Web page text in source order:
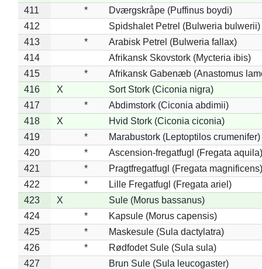
411
*
Dværgskråpe (Puffinus boydi)
412
Spidshalet Petrel (Bulweria bulwerii)
413
*
Arabisk Petrel (Bulweria fallax)
414
Afrikansk Skovstork (Mycteria ibis)
415
*
Afrikansk Gabenæb (Anastomus
416
X
Sort Stork (Ciconia nigra)
417
*
Abdimstork (Ciconia abdimii)
418
X
Hvid Stork (Ciconia ciconia)
419
*
Marabustork (Leptoptilos crumenifer)
420
*
Ascension-fregatfugl (Fregata aquila)
421
*
Pragtfregatfugl (Fregata magnificens)
422
*
Lille Fregatfugl (Fregata ariel)
423
X
Sule (Morus bassanus)
424
*
Kapsule (Morus capensis)
425
*
Maskesule (Sula dactylatra)
426
*
Rødfodet Sule (Sula sula)
427
Brun Sule (Sula leucogaster)